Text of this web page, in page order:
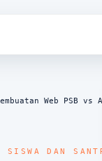
Web PSB
SISWA DAN